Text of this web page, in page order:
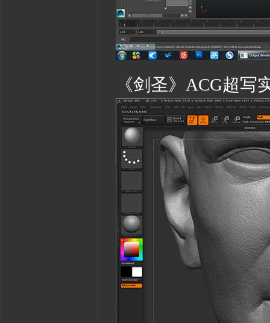
《剑圣》ACG超写